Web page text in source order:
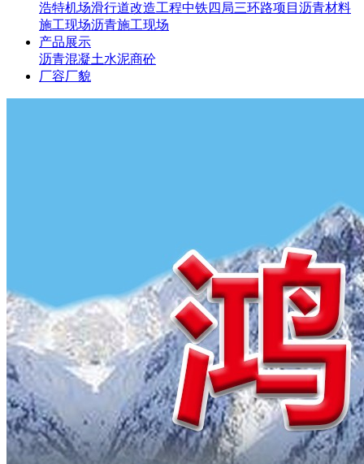
浩特机场滑行道改造工程中铁四局三环路项目 沥青材料
施工现场沥青施工现场
产品展示
沥青混凝土水泥商砼
厂容厂貌